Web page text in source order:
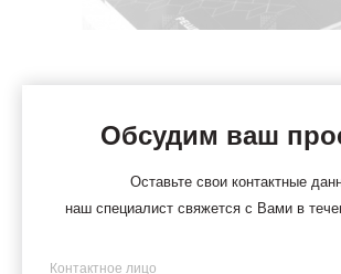
Обсудим ваш
Оставьте свои контактные
наш специалист свяжется с Вами в
Имя